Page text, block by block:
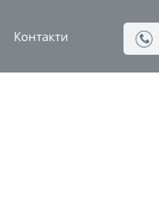
Контакти